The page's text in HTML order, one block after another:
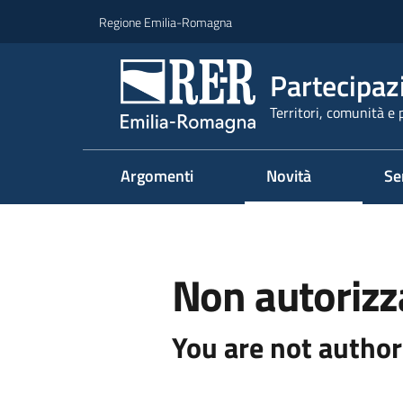
Regione Emilia-Romagna
Territori, comunità e
Argomenti Novità
Non
You are not